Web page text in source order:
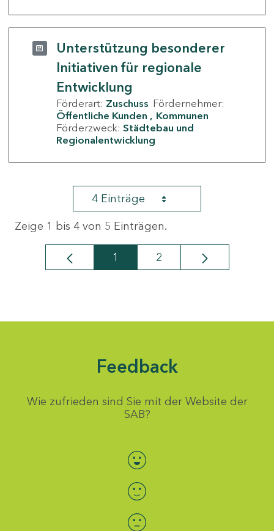
Unterstützung besonderer
Initiativen für regionale
Entwicklung
Förderart: Zuschuss Fördernehmer:
Öffentliche Kunden
Kommunen
Förderzweck: Städtebau und
Regionalentwicklung
4 Einträge
Zeige 1 bis 4 von 5 Einträgen.
Seite
1 Seite
2
Feedback
Wie zufrieden sind Sie mit der Website der
SAB?
Bewertung auswählen